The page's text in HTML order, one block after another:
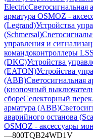
ElectricСветосигнальная
арматура OSMOZ -
(Legrand)Устройства
(Schmersal)
управления и
командоконтроллеры
(DKC)Устройства
(EATON)Устройства
(ABB)Светосигнальная
(кнопочный
сбореСелекторный
арматура (ABB)
аварийного останова
OSMOZ - аксессуары
—800TQB24WD1V